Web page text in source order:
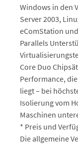
Windows in den
Server 2003,
eComStation
Parallels
Core Duo
Performance,
liegt – bei
Isolierung vom
Maschinen
* Preis und
Die allgemeine